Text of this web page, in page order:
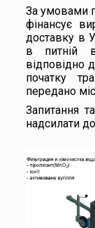
За умовами
фінансує
доставку в
в питній
відповідно
початку
передано
Запитання
надсилати до